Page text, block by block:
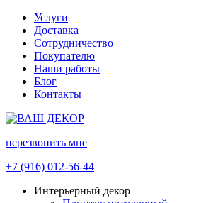
Услуги
Доставка
Сотрудничество
Покупателю
Наши работы
Блог
Контакты
перезвонить мне
+7 (916) 012-56-44
Интерьерный декор